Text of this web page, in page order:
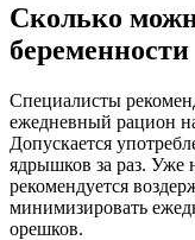
Сколько
беременности
Специалисты
ежедневный рацион
Допускается
ядрышков за раз. Уже
рекомендуется
минимизировать
орешков.